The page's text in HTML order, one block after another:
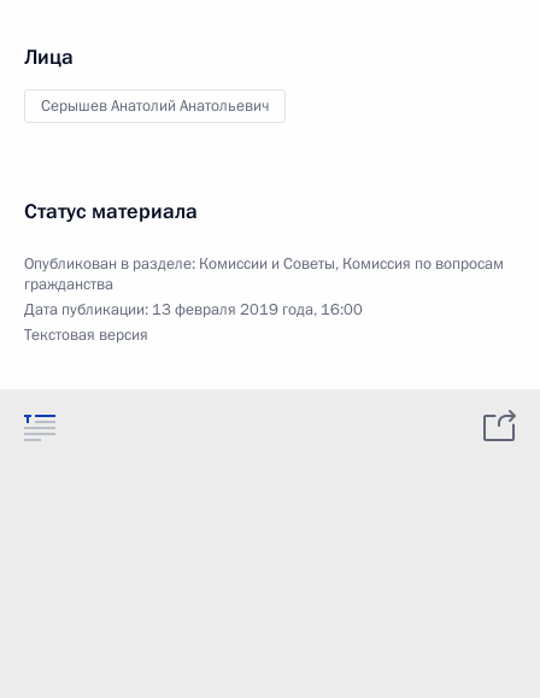
Лица
Серышев Анатолий Анатольевич
Статус материала
Опубликован в разделе: Комиссии и Советы, Комиссия по вопросам
гражданства
Дата публикации: 13 февраля 2019 года, 16:00
Текстовая версия